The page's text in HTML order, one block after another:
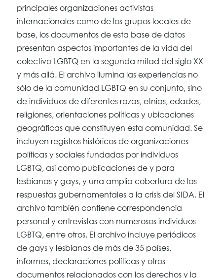
principales organizaciones activistas
internacionales como de los grupos locales de
base, los documentos de esta base de datos
presentan aspectos importantes de la vida del
colectivo LGBTQ en la segunda mitad del siglo XX
y más allá. El archivo ilumina las experiencias no
sólo de la comunidad LGBTQ en su conjunto, sino
de individuos de diferentes razas, etnias, edades,
religiones, orientaciones políticas y ubicaciones
geográficas que constituyen esta comunidad. Se
incluyen registros históricos de organizaciones
políticas y sociales fundadas por individuos
LGBTQ, así como publicaciones de y para
lesbianas y gays, y una amplia cobertura de las
respuestas gubernamentales a la crisis del SIDA. El
archivo también contiene correspondencia
personal y entrevistas con numerosos individuos
LGBTQ, entre otros. El archivo incluye periódicos
de gays y lesbianas de más de 35 países,
informes, declaraciones políticas y otros
documentos relacionados con los derechos y la